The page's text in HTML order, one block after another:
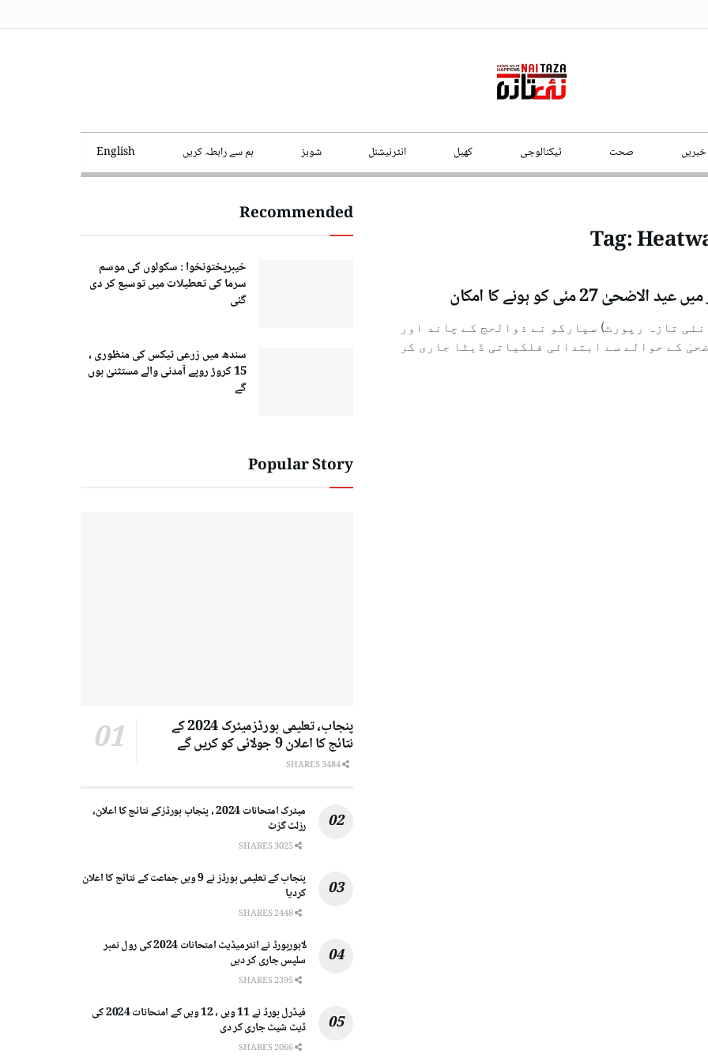
خبریں صحت ٹیکنالوجی کھیل انٹرنیشنل شوبز ہم سے رابطہ کریں English
Tag:
الاضحیٰ 27 مئی کو ہونے کا امکان
تازہ رپورٹ) سپارکو نے ذوالحج کے چاند اور
کے حوالے سے ابتدائی فلکیاتی ڈیٹا جاری کر
Recommended
خیبرپختونخوا : سکولوں کی موسم
سرما کی تعطیلات میں توسیع کر دی
گئی
سندھ میں زرعی ٹیکس کی منظوری ،
15 کروڑ روپے آمدنی والے مستثنیٰ ہوں
گے
Popular Story
پنجاب، تعلیمی بورڈزمیٹرک 2024 کے
نتائج کا اعلان 9 جولائی کو کریں گے
میٹرک امتحانات 2024 ، پنجاب بورڈزکے نتائج کا اعلان،
رزلٹ گزٹ
پنجاب کے تعلیمی بورڈز نے 9 ویں جماعت کے نتائج کا اعلان
کردیا
لاہوربورڈ نے انٹرمیڈیٹ امتحانات 2024 کی رول نمبر
سلپس جاری کر دیں
فیڈرل بورڈ نے 11 ویں ، 12 ویں کے امتحانات 2024 کی
ڈیٹ شیٹ جاری کر دی